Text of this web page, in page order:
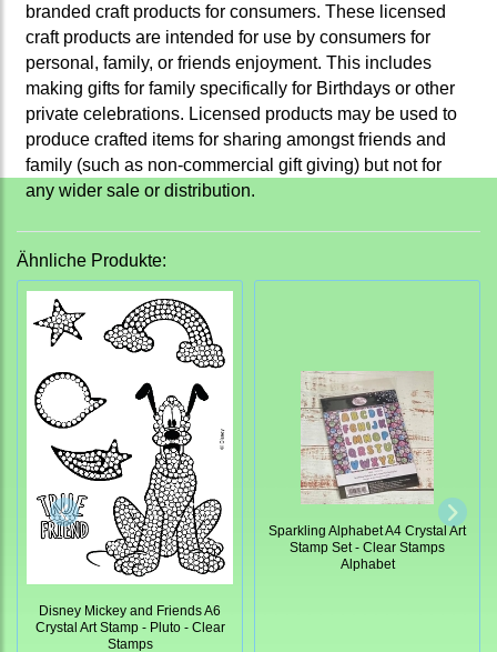
branded craft products for consumers. These licensed
craft products are intended for use by consumers for
personal, family, or friends enjoyment. This includes
making gifts for family specifically for Birthdays or other
private celebrations. Licensed products may be used to
produce crafted items for sharing amongst friends and
family (such as non-commercial gift giving) but not for
any wider sale or distribution.
Ähnliche Produkte:
Disney Mickey and Friends A6
Crystal Art Stamp - Pluto - Clear
Stamps
Sparkling Alphabet A4 Crystal Art
Stamp Set - Clear Stamps
Alphabet